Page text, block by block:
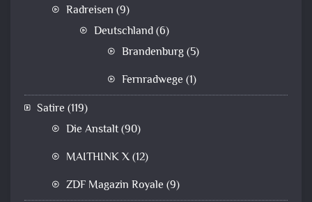
Radreisen (9)
Deutschland(6)
Brandenburg(5)
Fernradwege (1)
Satire (119)
Die Anstalt(90)
MAITHINK X(12)
ZDF Magazin Royale (9)